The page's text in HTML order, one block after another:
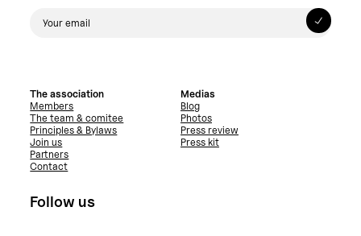
The association
Members
The team & comitee
Principles & Bylaws
Join us
Partners
Contact
Medias
Blog
Photos
Press review
Press kit
Follow us